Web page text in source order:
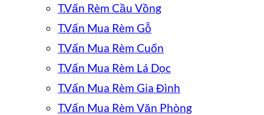
T.Vấn Rèm Cầu Vồng
T.Vấn Mua Rèm Gỗ
T.Vấn Mua Rèm Cuốn
T.Vấn Mua Rèm Lá Dọc
T.Vấn Mua Rèm Gia Đình
T.Vấn Mua Rèm Văn Phòng